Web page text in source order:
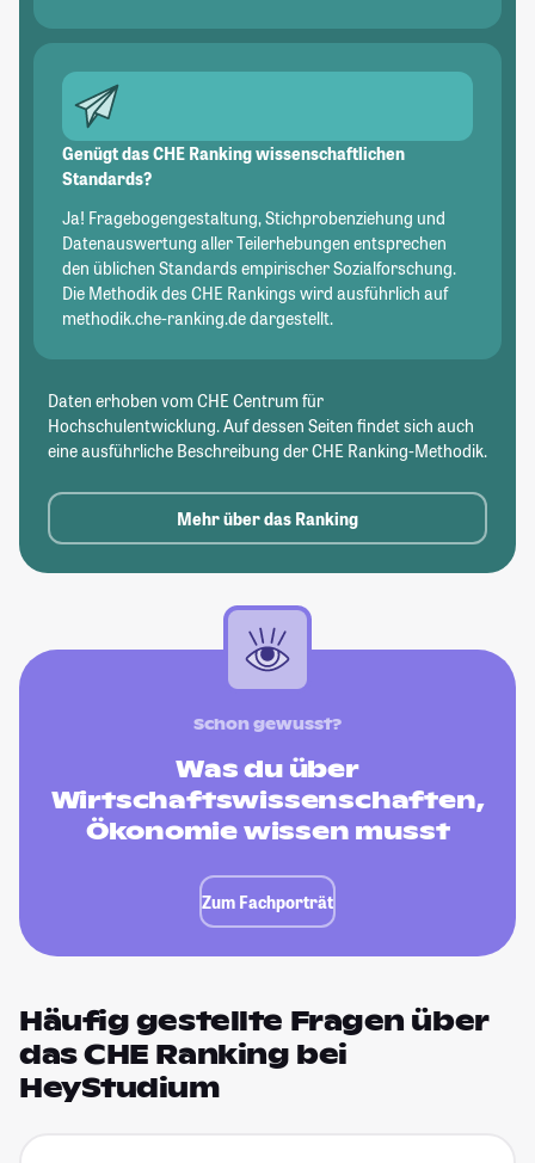
Genügt das CHE Ranking wissenschaftlichen
Standards?
Ja! Fragebogengestaltung, Stichprobenziehung und
Datenauswertung aller Teilerhebungen entsprechen
den üblichen Standards empirischer Sozialforschung.
Die Methodik des CHE Rankings wird ausführlich auf
methodik.che-ranking.de dargestellt.
Daten erhoben vom CHE Centrum für
Hochschulentwicklung. Auf dessen Seiten findet sich auch
eine ausführliche Beschreibung der CHE Ranking-Methodik.
Mehr über das Ranking
Schon gewusst?
Was du über
Wirtschaftswissenschaften,
Ökonomie wissen musst
Zum Fachporträt
Häufig gestellte Fragen über
das CHE Ranking bei
HeyStudium